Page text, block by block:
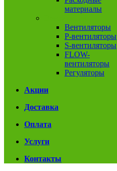
материалы
Вентиляторы
P-вентиляторы
S-вентиляторы
FLOW-
вентиляторы
Регуляторы
Акции
Доставка
Оплата
Услуги
Контакты